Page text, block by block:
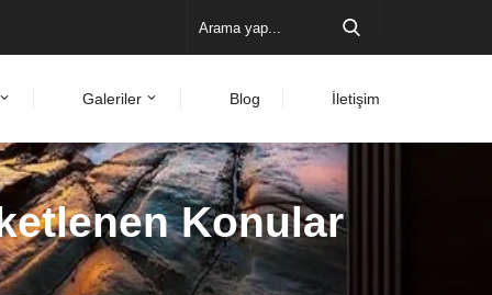
Galeriler Blog İletişim
Konular